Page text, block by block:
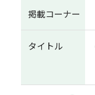
掲載コーナー
タイトル